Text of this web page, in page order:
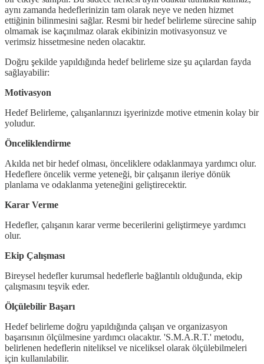
aynı zamanda hedeflerinizin tam olarak neye ve neden hizmet
ettiğinin bilinmesini sağlar. Resmi bir hedef belirleme sürecine sahip
olmamak ise kaçınılmaz olarak ekibinizin motivasyonsuz ve
verimsiz hissetmesine neden olacaktır.
Doğru şekilde yapıldığında hedef belirleme size şu açılardan fayda
sağlayabilir:
Motivasyon
Hedef Belirleme, çalışanlarınızı işyerinizde motive etmenin kolay bir
yoludur.
Önceliklendirme
Akılda net bir hedef olması, önceliklere odaklanmaya yardımcı olur.
Hedeflere öncelik verme yeteneği, bir çalışanın ileriye dönük
planlama ve odaklanma yeteneğini geliştirecektir.
Karar Verme
Hedefler, çalışanın karar verme becerilerini geliştirmeye yardımcı
olur.
Ekip Çalışması
Bireysel hedefler kurumsal hedeflerle bağlantılı olduğunda, ekip
çalışmasını teşvik eder.
Ölçülebilir Başarı
Hedef belirleme doğru yapıldığında çalışan ve organizasyon
başarısının ölçülmesine yardımcı olacaktır. 'S.M.A.R.T.' metodu,
belirlenen hedeflerin niteliksel ve niceliksel olarak ölçülebilmeleri
için kullanılabilir.